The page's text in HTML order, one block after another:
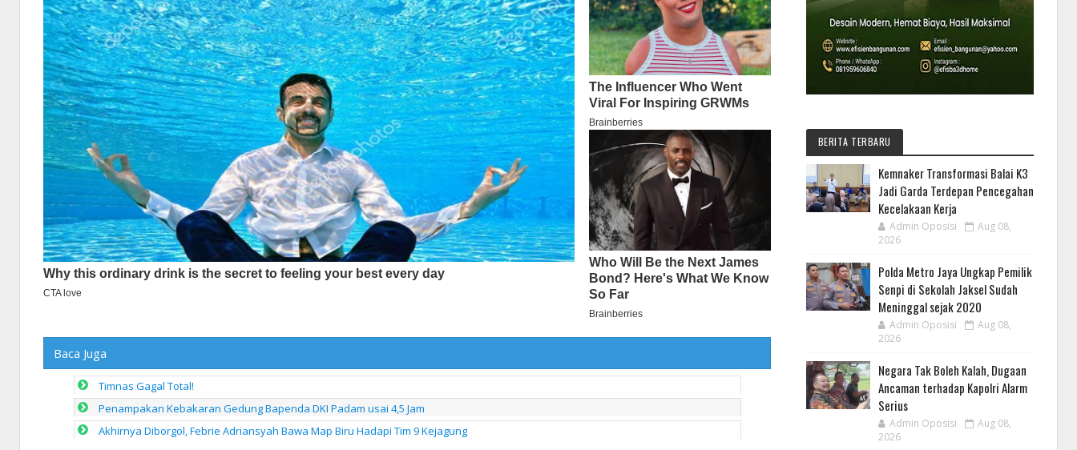
Baca Juga
Timnas Gagal Total!
Penampakan Kebakaran Gedung Bapenda DKI Padam usai 4,5 Jam
Akhirnya Diborgol, Febrie Adriansyah Bawa Map Biru Hadapi Tim 9 Kejagung
BERITA TERBARU
Kemnaker Transformasi Balai K3
Jadi Garda Terdepan Pencegahan
Kecelakaan Kerja
Admin Oposisi
Aug 08,
2026
Polda Metro Jaya Ungkap Pemilik
Senpi di Sekolah Jaksel Sudah
Meninggal sejak 2020
Admin Oposisi
Aug 08,
2026
Negara Tak Boleh Kalah, Dugaan
Ancaman terhadap Kapolri Alarm
Serius
Admin Oposisi
Aug 08,
2026